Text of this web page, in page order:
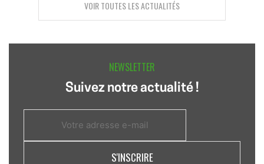
VOIR TOUTES LES ACTUALITÉS
NEWSLETTER
Suivez notre actualité !